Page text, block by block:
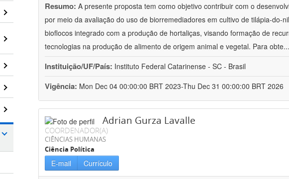
Resumo: A presente proposta tem como objetivo contribuir com o
por meio da avaliação do uso de biorremediadores em cultivo de tilápia-do-
bioflocos integrado com a produção de hortaliças, visando formação de
tecnologias na produção de alimento de origem animal e vegetal. Para obte...
Instituição/UF/País: Instituto Federal Catarinense - SC - Brasil
Vigência: Mon Dec 04 00:00:00 BRT 2023-Thu Dec 31 00:00:00 BRT 2026
Adrian Gurza Lavalle
COORDENADOR(A)
CIÊNCIAS HUMANAS
Ciência Política
E-mail Currículo